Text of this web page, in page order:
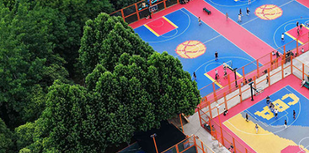
现场 前线 比划 快看 蓝海中国 新兵请入
体育 直播 竞猜 2026年世界杯 2026年冬奥
VIP会员 CCTV奥林匹克频道 生活体育大会
财经 教育 乡村振兴 生态环境 一带一路
大国智造 大国展会 大国保险 云顶对话 云